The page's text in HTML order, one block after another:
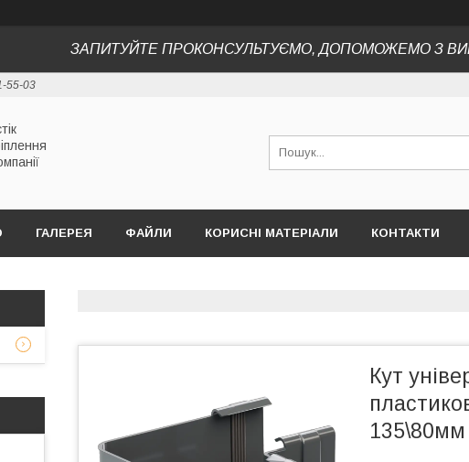
ЗАПИТУЙТЕ ПРОКОНСУЛЬТУЄМО, ДОПОМОЖЕМО З
55-03
ГАЛЕРЕЯ ФАЙЛИ КОРИСНІ МАТЕРІАЛИ КОНТАКТИ
Кут
135\80мм